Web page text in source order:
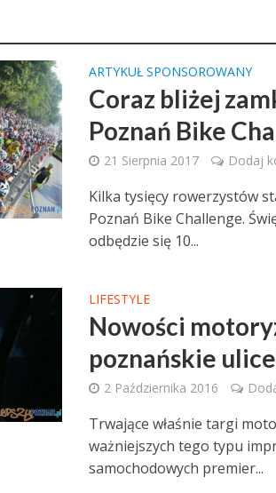
ARTYKUŁ SPONSOROWANY
Coraz bliżej
Poznań Bike
21 Sierpnia 2017 Dodaj
Kilka tysięcy rowerzystów
Poznań Bike Challenge.
odbędzie się 10...
LIFESTYLE
Nowości
poznańskie
2 Października 2016
Trwające właśnie targi
ważniejszych tego typu
samochodowych premier...